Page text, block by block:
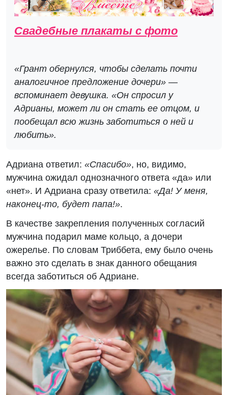
Свадебные плакаты с фото
«Грант обернулся, чтобы сделать почти
аналогичное предложение дочери» —
вспоминает девушка. «Он спросил у
Адрианы, может ли он стать ее отцом, и
пообещал всю жизнь заботиться о ней и
любить».
Адриана ответил: «Спасибо», но, видимо,
мужчина ожидал однозначного ответа «да» или
«нет». И Адриана сразу ответила: «Да! У меня,
наконец-то, будет папа!».
В качестве закрепления полученных согласий
мужчина подарил маме кольцо, а дочери
ожерелье. По словам Триббета, ему было очень
важно это сделать в знак данного обещания
всегда заботиться об Адриане.